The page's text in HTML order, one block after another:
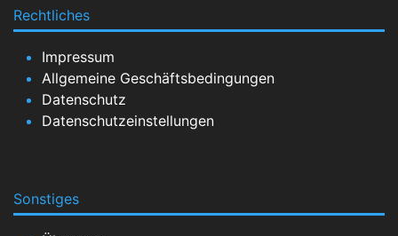
Rechtliches
Impressum
Allgemeine Geschäftsbedingungen
Datenschutz
Datenschutzeinstellungen
Sonstiges